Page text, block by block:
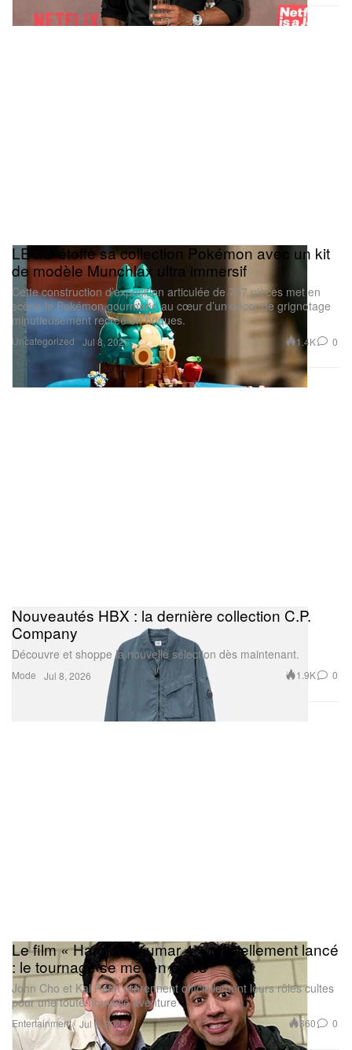
Uncategorized
LEGO étoffe sa collection Pokémon avec un kit
de modèle Munchlax ultra immersif
Cette construction d’exposition articulée de 757 pièces met en
scène le Pokémon gourmand au cœur d’un décor de grignotage
minutieusement recréé en briques.
Jul 8, 2026 1.4K 0
Mode
Nouveautés HBX : la dernière collection C.P.
Company
Découvre et shoppe la nouvelle sélection dès maintenant.
Jul 8, 2026 1.9K 0
Entertainment
Le film « Harold & Kumar 4 » officiellement lancé
: le tournage se met en place
John Cho et Kal Penn reprennent officiellement leurs rôles cultes
pour une toute nouvelle aventure
Jul 8, 2026 360 0